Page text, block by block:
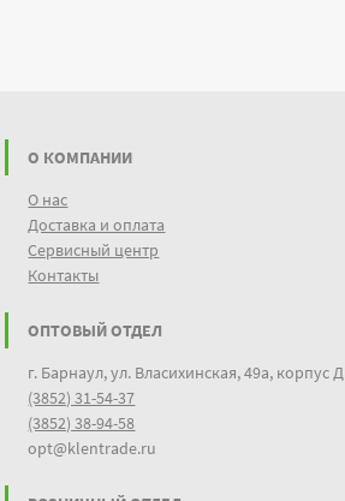
О КОМПАНИИ
О нас
Доставка и оплата
Сервисный центр
Контакты
ОПТОВЫЙ ОТДЕЛ
г. Барнаул, ул. Власихинская, 49а, корпус Д
(3852) 31-54-37
(3852) 38-94-58
opt@klentrade.ru